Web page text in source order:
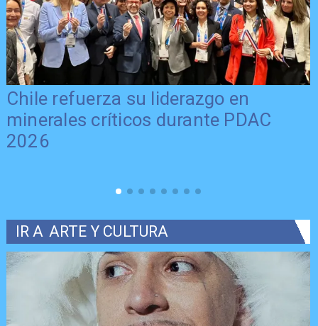
Chile refuerza su liderazgo en
minerales críticos durante PDAC
2026
IR A ARTE Y CULTURA